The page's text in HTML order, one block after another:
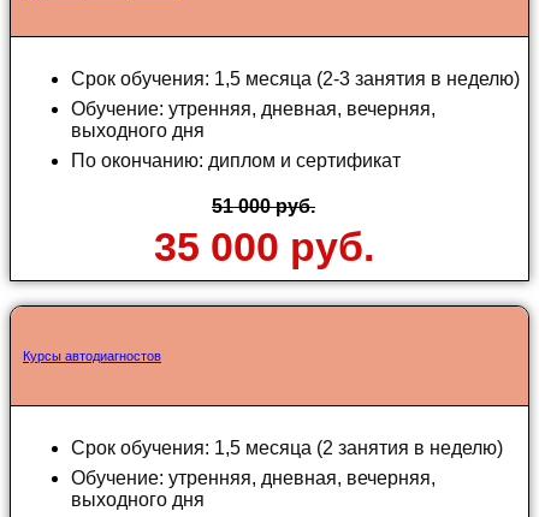
Срок обучения: 1,5 месяца (2-3 занятия в неделю)
Обучение: утренняя, дневная, вечерняя,
выходного дня
По окончанию: диплом и сертификат
51 000 руб.
35 000 руб.
Курсы автодиагностов
Срок обучения: 1,5 месяца (2 занятия в неделю)
Обучение: утренняя, дневная, вечерняя,
выходного дня